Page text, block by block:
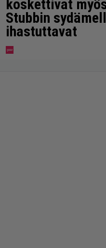
koskettivat
Stubbin
ihastuttavat